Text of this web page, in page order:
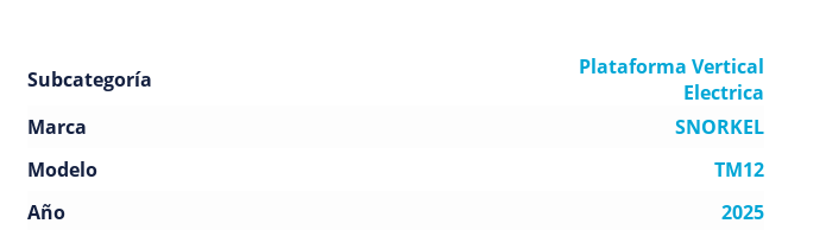
Subcategoría
Plataforma Vertical
Electrica
Marca
SNORKEL
Modelo
TM12
Año
2025